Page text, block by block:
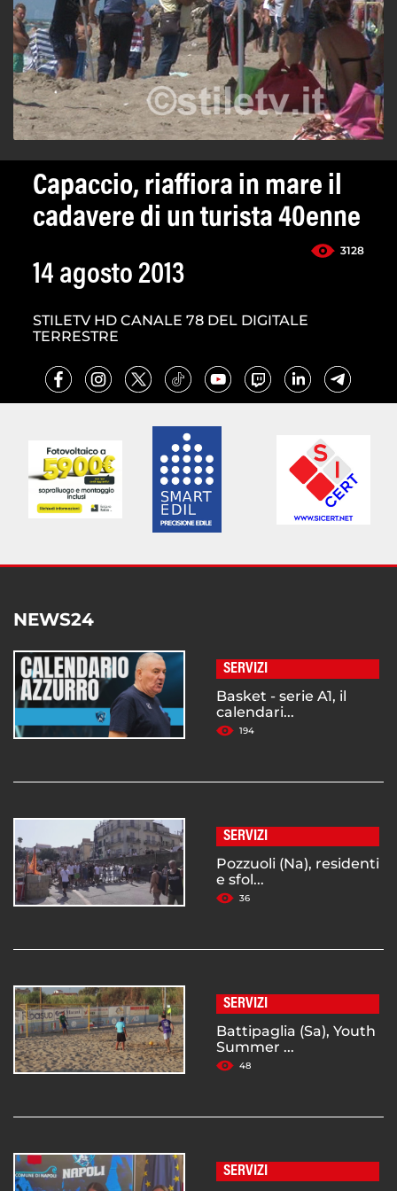
Capaccio, riaffiora in mare il
cadavere di un turista 40enne
3128
14 agosto 2013
STILETV HD CANALE 78 DEL DIGITALE
TERRESTRE
NEWS24
SERVIZI
Basket - serie A1, il
calendari...
194
SERVIZI
Pozzuoli (Na), residenti
e sfol...
36
SERVIZI
Battipaglia (Sa), Youth
Summer ...
48
SERVIZI